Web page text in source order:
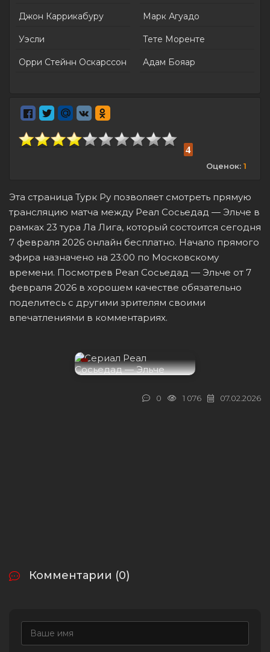
Эта страница Турк Ру позволяет смотреть прямую
трансляцию матча между Реал Сосьедад — Эльче в
рамках 23 тура Ла Лига, который состоится сегодня
7 февраля 2026 онлайн бесплатно. Начало прямого
эфира назначено на 23:00 по Московскому
времени. Посмотрев Реал Сосьедад — Эльче от 7
февраля 2026 в хорошем качестве обязательно
поделитесь с другими зрителям своими
впечатлениями в комментариях.
Джон Каррикабуру
Уэсли
Орри Стейнн Оскарссон
Марк Агуадо
Тете Моренте
Адам Бояар
4
Оценок: 1
07.02.2026
1 076
0
Комментарии (0)